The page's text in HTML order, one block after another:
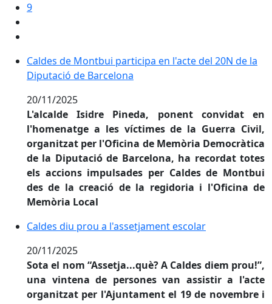
9
Caldes de Montbui participa en l'acte del 20N de la
Caldes de Montbui participa en l'acte del 20N de la
Diputació de Barcelona
20/11/2025
L'alcalde Isidre Pineda, ponent convidat en
l'homenatge a les víctimes de la Guerra Civil,
organitzat per l'Oficina de Memòria Democràtica
de la Diputació de Barcelona, ha recordat totes
els accions impulsades per Caldes de Montbui
des de la creació de la regidoria i l'Oficina de
Memòria Local
Caldes diu prou a l'assetjament escolar
Caldes diu prou a l'assetjament escolar
20/11/2025
Sota el nom “Assetja...què? A Caldes diem prou!”,
una vintena de persones van assistir a l'acte
organitzat per l'Ajuntament el 19 de novembre i